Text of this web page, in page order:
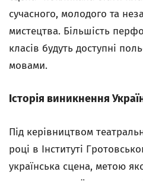
сучасного, молодого та
мистецтва. Більшість
класів будуть доступні
мовами.
Історія виникнення
Під керівництвом
році в Інституті
українська сцена, метою